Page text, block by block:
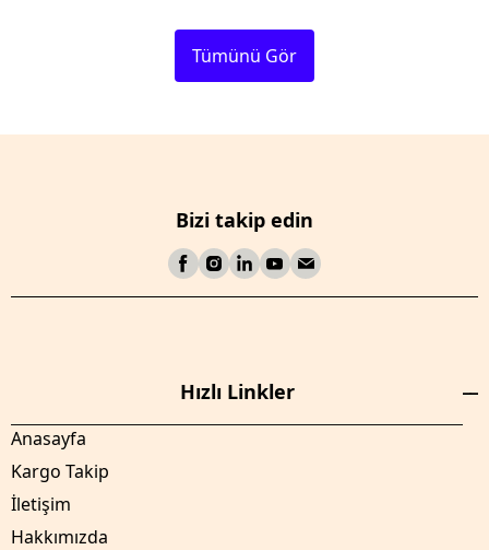
Tümünü Gör
Bizi takip edin
Hızlı Linkler
Anasayfa
Kargo Takip
İletişim
Hakkımızda